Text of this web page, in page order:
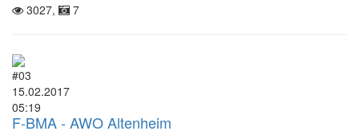
3027, 7
#03
15.02.2017
05:19
F-BMA - AWO Altenheim